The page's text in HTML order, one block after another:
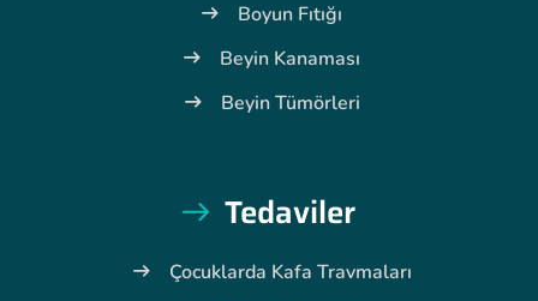
Boyun Fıtığı
Beyin Kanaması
Beyin Tümörleri
Tedaviler
Çocuklarda Kafa Travmaları